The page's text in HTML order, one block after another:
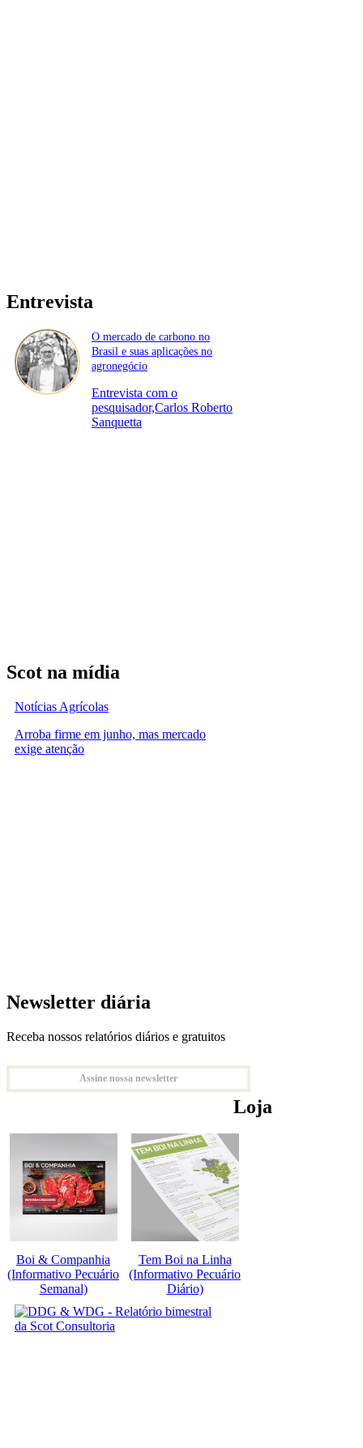
Entrevista
O mercado de carbono no
Brasil e suas aplicações no
agronegócio
Entrevista com o
pesquisador,Carlos Roberto
Sanquetta
Scot na mídia
Notícias Agrícolas
Arroba firme em junho, mas mercado
exige atenção
Newsletter diária
Receba nossos relatórios diários e gratuitos
Assine nossa newsletter
Loja
Boi & Companhia
(Informativo Pecuário
Semanal)
Tem Boi na Linha
(Informativo Pecuário
Diário)